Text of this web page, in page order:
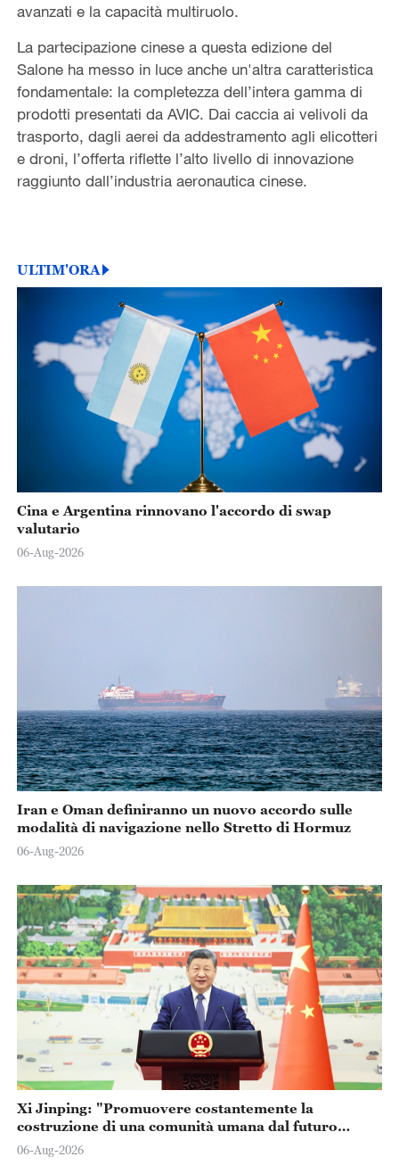
avanzati e la capacità multiruolo.
La partecipazione cinese a questa edizione del
Salone ha messo in luce anche un'altra caratteristica
fondamentale: la completezza dell’intera gamma di
prodotti presentati da AVIC. Dai caccia ai velivoli da
trasporto, dagli aerei da addestramento agli elicotteri
e droni, l’offerta riflette l’alto livello di innovazione
raggiunto dall’industria aeronautica cinese.
ULTIM'ORA
Cina e Argentina rinnovano l'accordo di swap
valutario
06-Aug-2026
Iran e Oman definiranno un nuovo accordo sulle
modalità di navigazione nello Stretto di Hormuz
06-Aug-2026
Xi Jinping: "Promuovere costantemente la
costruzione di una comunità umana dal futuro
condiviso"
06-Aug-2026